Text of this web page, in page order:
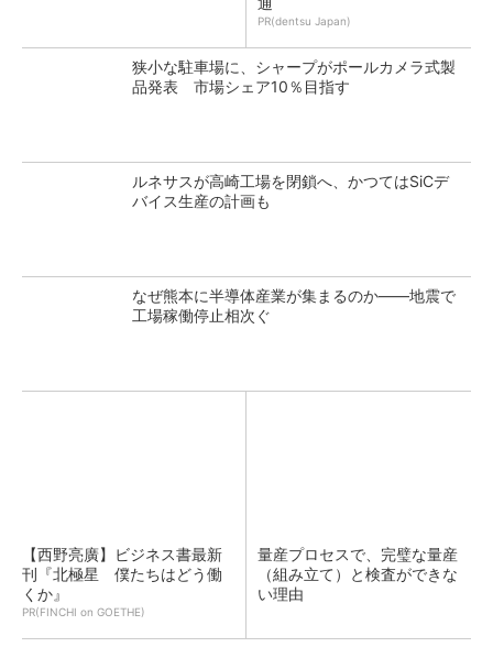
PR(dentsu Japan)
狭小な駐車場に、シャープがポールカメラ式製
品発表 市場シェア10％目指す
ルネサスが高崎工場を閉鎖へ、かつてはSiCデ
バイス生産の計画も
なぜ熊本に半導体産業が集まるのか――地震で
工場稼働停止相次ぐ
【西野亮廣】ビジネス書最新
刊『北極星 僕たちはどう働
くか』
PR(FINCHI on GOETHE)
量産プロセスで、完璧な量産
（組み立て）と検査ができな
い理由